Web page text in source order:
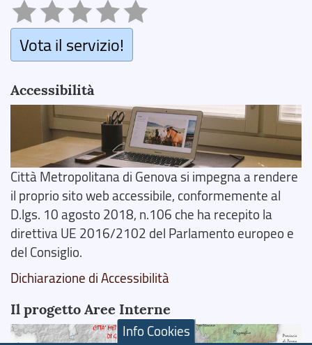
Vota il servizio!
Accessibilità
Città Metropolitana di Genova si impegna a rendere
il proprio sito web accessibile, conformemente al
D.lgs. 10 agosto 2018, n.106 che ha recepito la
direttiva UE 2016/2102 del Parlamento europeo e
del Consiglio.
Dichiarazione di Accessibilità
Il progetto Aree Interne
Info Cookies